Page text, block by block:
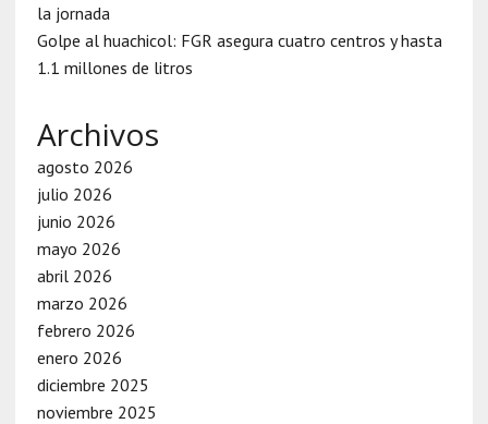
la jornada
Golpe al huachicol: FGR asegura cuatro centros y hasta
1.1 millones de litros
Archivos
agosto 2026
julio 2026
junio 2026
mayo 2026
abril 2026
marzo 2026
febrero 2026
enero 2026
diciembre 2025
noviembre 2025